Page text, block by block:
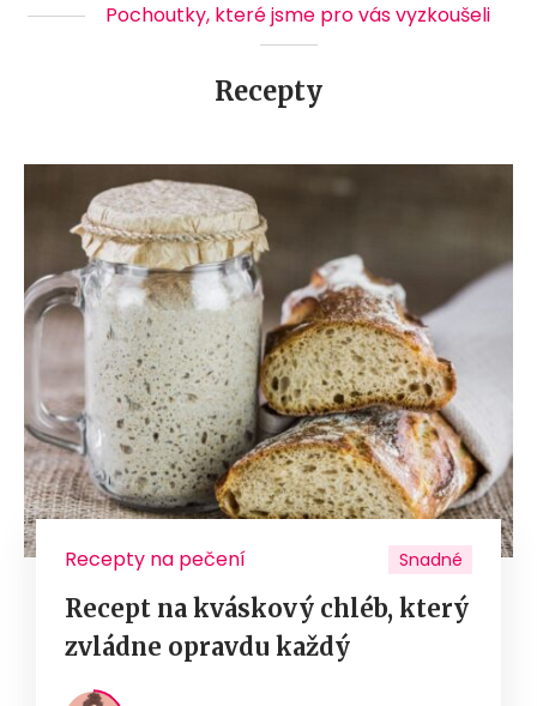
Pochoutky, které jsme pro vás vyzkoušeli
Recepty
Recepty na pečení Snadné
Recept na kváskový chléb, který
zvládne opravdu každý